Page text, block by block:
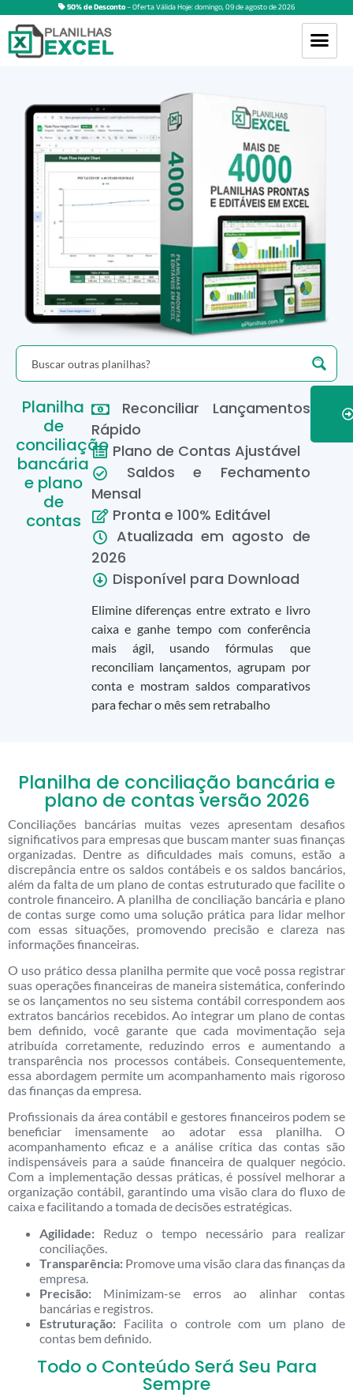
50% de Desconto– Oferta Válida Hoje:domingo,09deagostode2026
Planilha
de
conciliação
bancária
e plano
de
contas
Reconciliar Lançamentos
Rápido
Plano de Contas Ajustável
Saldos e Fechamento
Mensal
Pronta e 100% Editável
Atualizada em agosto de
2026
Disponível para Download
Elimine diferenças entre extrato e livro
caixa e ganhe tempo com conferência
mais ágil, usando fórmulas que
reconciliam lançamentos, agrupam por
conta e mostram saldos comparativos
para fechar o mês sem retrabalho
Planilha de conciliação bancária e
plano de contas versão 2026
Conciliações bancárias muitas vezes apresentam desafios
significativos para empresas que buscam manter suas finanças
organizadas. Dentre as dificuldades mais comuns, estão a
discrepância entre os saldos contábeis e os saldos bancários,
além da falta de um plano de contas estruturado que facilite o
controle financeiro. A planilha de conciliação bancária e plano
de contas surge como uma solução prática para lidar melhor
com essas situações, promovendo precisão e clareza nas
informações financeiras.
O uso prático dessa planilha permite que você possa registrar
suas operações financeiras de maneira sistemática, conferindo
se os lançamentos no seu sistema contábil correspondem aos
extratos bancários recebidos. Ao integrar um plano de contas
bem definido, você garante que cada movimentação seja
atribuída corretamente, reduzindo erros e aumentando a
transparência nos processos contábeis. Consequentemente,
essa abordagem permite um acompanhamento mais rigoroso
das finanças da empresa.
Profissionais da área contábil e gestores financeiros podem se
beneficiar imensamente ao adotar essa planilha. O
acompanhamento eficaz e a análise crítica das contas são
indispensáveis para a saúde financeira de qualquer negócio.
Com a implementação dessas práticas, é possível melhorar a
organização contábil, garantindo uma visão clara do fluxo de
caixa e facilitando a tomada de decisões estratégicas.
Agilidade: Reduz o tempo necessário para realizar
conciliações.
Transparência: Promove uma visão clara das finanças da
empresa.
Precisão: Minimizam-se erros ao alinhar contas
bancárias e registros.
Estruturação: Facilita o controle com um plano de
contas bem definido.
Todo o Conteúdo Será Seu Para
Sempre